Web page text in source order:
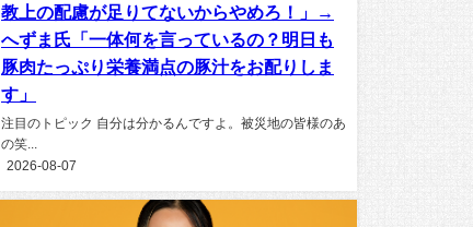
教上の配慮が足りてないからやめろ！」→
へずま氏「一体何を言っているの？明日も
豚肉たっぷり栄養満点の豚汁をお配りしま
す」
注目のトピック 自分は分かるんですよ。被災地の皆様のあ
の笑...
2026-08-07